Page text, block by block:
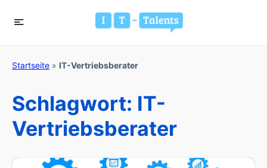
Startseite » IT-Vertriebsberater
Schlagwort: IT-
Vertriebsberater